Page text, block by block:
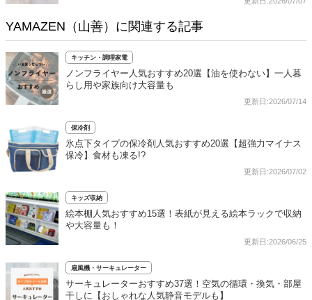
YAMAZEN（山善）に関連する記事
キッチン・調理家電
ノンフライヤー人気おすすめ20選【油を使わない】一人暮
らし用や家族向け大容量も
更新日:2026/07/14
保冷剤
氷点下タイプの保冷剤人気おすすめ20選【超強力マイナス
保冷】食材も凍る!?
更新日:2026/07/02
キッズ収納
絵本棚人気おすすめ15選！表紙が見える絵本ラックで収納
や大容量も！
更新日:2026/06/25
扇風機・サーキュレーター
サーキュレーターおすすめ37選！空気の循環・換気・部屋
干しに【おしゃれな人気静音モデルも】